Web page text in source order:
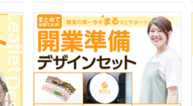
めております）
ト